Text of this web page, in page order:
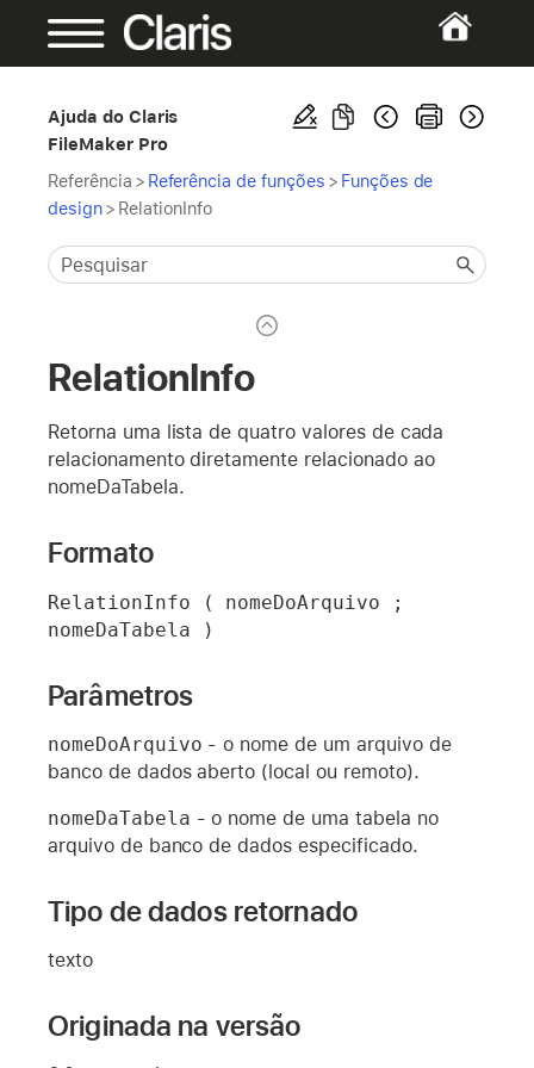
Ajuda do Claris
FileMaker Pro
Referência > Referência de funções > Funções de
design> RelationInfo
RelationInfo
Retorna uma lista de quatro valores de cada
relacionamento diretamente relacionado ao
nomeDaTabela.
Formato
RelationInfo ( nomeDoArquivo ;
nomeDaTabela )
Parâmetros
nomeDoArquivo - o nome de um arquivo de
banco de dados aberto (local ou remoto).
nomeDaTabela - o nome de uma tabela no
arquivo de banco de dados especificado.
Tipo de dados retornado
texto
Originada na versão